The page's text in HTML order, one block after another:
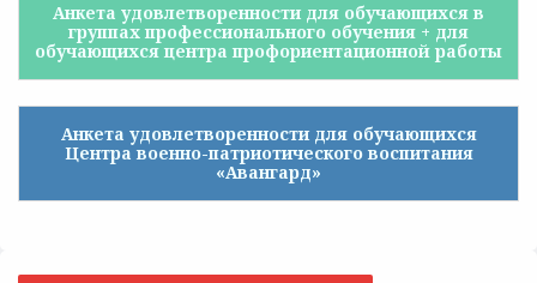
Анкета удовлетворенности для обучающихся в
группах профессионального обучения + для
обучающихся центра профориентационной работы
Анкета удовлетворенности для обучающихся
Центра военно-патриотического воспитания
«Авангард»